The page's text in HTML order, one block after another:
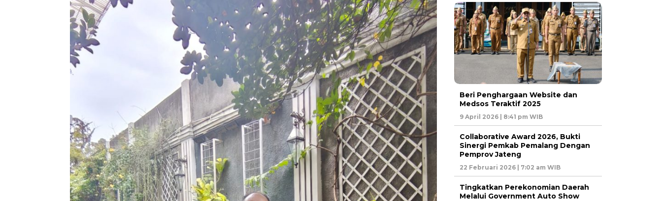
Beri Penghargaan Website dan
Medsos Teraktif 2025
9 April 2026 | 8:41 pm WIB
Collaborative Award 2026, Bukti
Sinergi Pemkab Pemalang Dengan
Pemprov Jateng
22 Februari 2026 | 7:02 am WIB
Tingkatkan Perekonomian Daerah
Melalui Government Auto Show